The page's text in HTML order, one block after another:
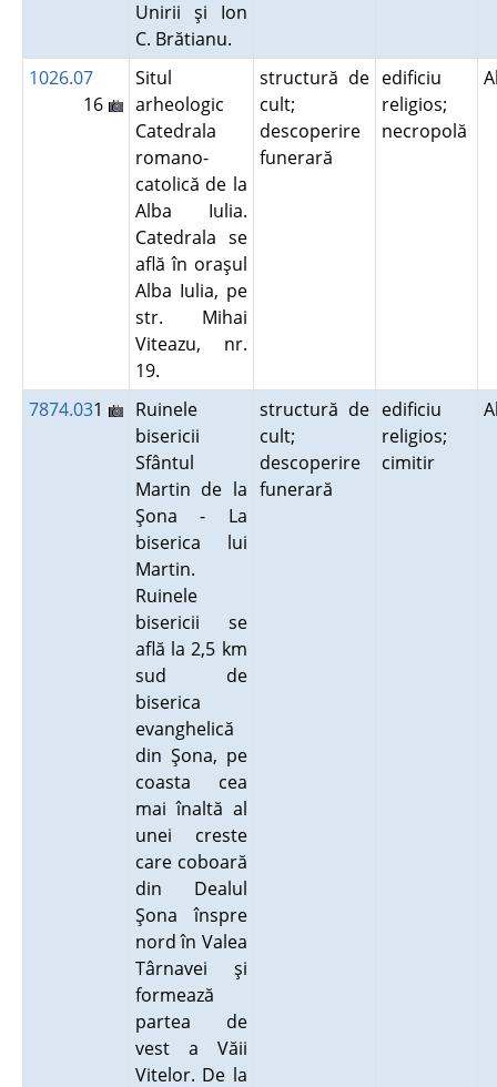
Unirii şi Ion
C. Brătianu.
1026.07
16
Situl
arheologic
Catedrala
romano-
catolică de la
Alba Iulia.
Catedrala se
află în oraşul
Alba Iulia, pe
str. Mihai
Viteazu, nr.
19.
structură de
cult;
descoperire
funerară
edificiu
religios;
necropolă
7874.031
Ruinele
bisericii
Sfântul
Martin de la
Şona - La
biserica lui
Martin.
Ruinele
bisericii se
află la 2,5 km
sud de
biserica
evanghelică
din Şona, pe
coasta cea
mai înaltă al
unei creste
care coboară
din Dealul
Şona înspre
nord în Valea
Târnavei şi
formează
partea de
vest a Văii
Vitelor. De la
structură de
cult;
descoperire
funerară
edificiu
religios;
cimitir